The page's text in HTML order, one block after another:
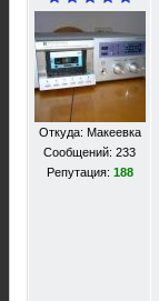
Откуда: Макеевка
Сообщений: 233
Репутация: 188